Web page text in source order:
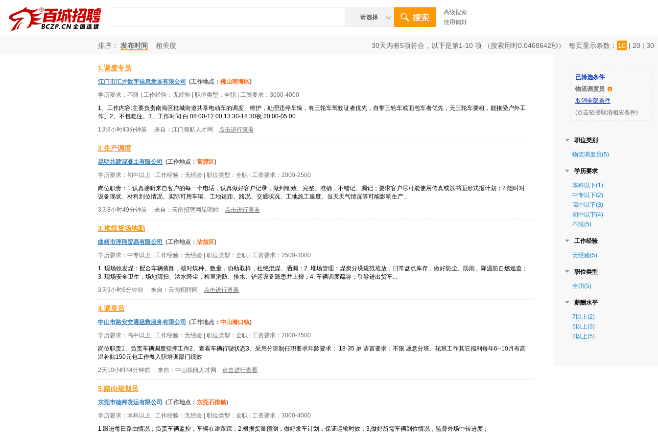
请选择
高级搜索
使用偏好
排序： 发布时间 相关度 30天内有5项符合，以下是第1-10 项 （搜索用时0.0468642秒） 每页显示条数： 10 | 20 | 30
1.调度专员
江门市汇才数字信息发展有限公司 (工作地点： 佛山南海区)
学历要求： 不限 | 工作经验： 无经验 | 职位类型： 全职 | 工资要求： 3000-4000
1、工作内容:主要负责南海区桂城街道共享电动车的调度、维护，处理违停车辆，有三轮车驾驶证者优先，自带三轮车或面包车者优先，无三轮车要租，能接受户外工
作。2、不包吃住。3、工作时间:白:08:00-12:00,13:30-18:30夜:20:00-05:00
1天8小时43分钟前 来自： 江门领航人才网 点击进行查看
2.生产调度
昆明共建混凝土有限公司 (工作地点： 官渡区)
学历要求： 初中以上 | 工作经验： 无经验 | 职位类型： 全职 | 工资要求： 2000-2500
岗位职责：1.认真接听来自客户的每一个电话，认真做好客户记录，做到细致、完整、准确，不错记、漏记；要求客户尽可能使用传真或以书面形式报计划；2.随时对
设备现状、材料到位情况、实际可用车辆、工地运距、路况、交通状况、工地施工速度、当天天气情况等可能影响生产...
3天8小时49分钟前 来自： 云南招聘网昆明站 点击进行查看
3.堆煤货场地勤
曲靖市淳翔贸易有限公司 (工作地点： 沾益区)
学历要求： 中专以上 | 工作经验： 无经验 | 职位类型： 全职 | 工资要求： 2500-3000
1. 现场收发煤：配合车辆装卸，核对煤种、数量，协助取样，杜绝混煤、洒漏；2. 堆场管理：煤炭分垛规范堆放，日常盘点库存，做好防尘、防雨、降温防自燃巡查；
3. 现场安全卫生：场地清扫、洒水降尘，检查消防、排水、铲运设备隐患并上报；4. 车辆调度疏导：引导进出货车...
3天9小时6分钟前 来自： 云南招聘网 点击进行查看
4.调度员
中山市路安交通拯救服务有限公司 (工作地点： 中山港口镇)
学历要求： 高中以上 | 工作经验： 无经验 | 职位类型： 全职 | 工资要求： 2000-2500
岗位职责1、负责车辆调度指挥工作2、查看车辆行驶状态3、采用分班制任职要求年龄要求： 18-35 岁 语言要求：不限 愿意分班、轮班工作其它福利每年6--10月有高
温补贴150元包工作餐入职培训部门绩效
2天10小时44分钟前 来自： 中山领航人才网 点击进行查看
5.路由规划员
东莞市德邦货运有限公司 (工作地点： 东莞石排镇)
学历要求： 本科以上 | 工作经验： 无经验 | 职位类型： 全职 | 工资要求： 3000-4000
1.跟进每日路由情况；负责车辆监控，车辆在途跟踪；2.根据货量预测，做好发车计划，保证运输时效；3,做好所需车辆到位情况，监督外场中转进度；
已筛选条件
物流调度员
取消全部条件
(点击链接取消相应条件)
职位类别
物流调度员(5)
学历要求
本科以下(1)
中专以下(2)
高中以下(3)
初中以下(4)
不限(5)
工作经验
无经验(5)
职位类型
全职(5)
薪酬水平
7以上(2)
5以上(3)
3以上(5)